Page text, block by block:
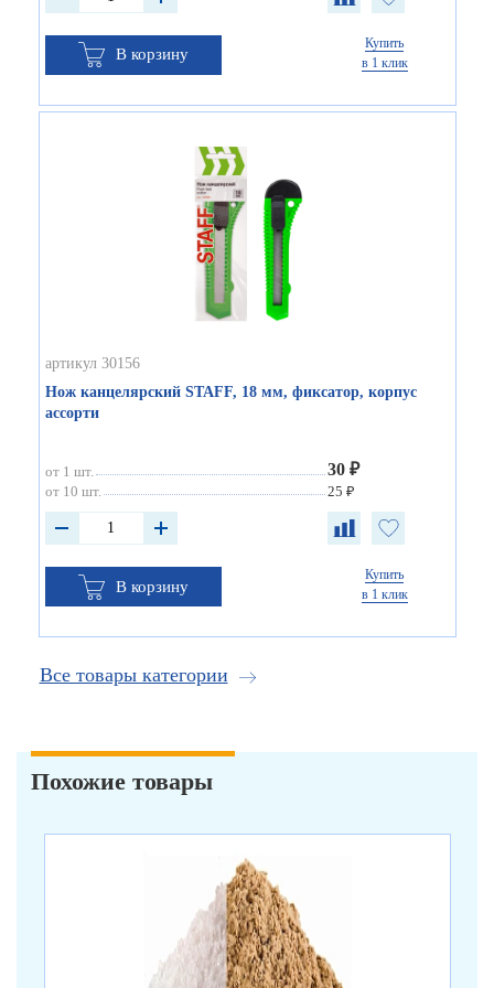
В корзину
Купить
в 1 клик
артикул 30156
Нож канцелярский STAFF, 18 мм, фиксатор, корпус
ассорти
от 1 шт. 30 ₽
от 10 шт. 25 ₽
В корзину
Купить
в 1 клик
Все товары категории
Похожие товары